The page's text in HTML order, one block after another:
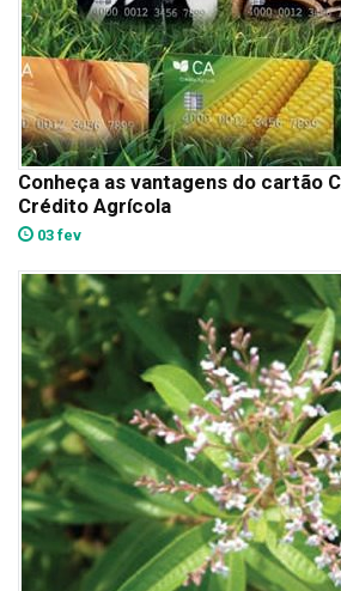
Conheça as vantagens do cartão
Crédito Agrícola
03 fev